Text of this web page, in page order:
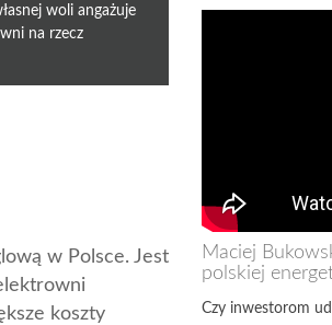
woli angażuje
na rzecz
w Polsce. Jest
koszty
Maciej
polskiej
Czy inwestorom